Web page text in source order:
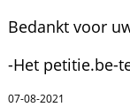
Bedankt voor
-Het petitie.be-
07-08-2021